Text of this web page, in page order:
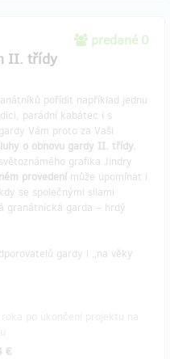
predané 0
II. třídy
pořídit například jednu
parádní kabátec i s
Vám proto za Vaši
o obnovu gardy II. třídy.
grafika Jindry
provedení může upomínat i
se společnými silami
granátnická garda – hrdý
gardy i „na věky
€